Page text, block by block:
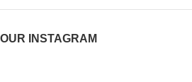
OUR INSTAGRAM